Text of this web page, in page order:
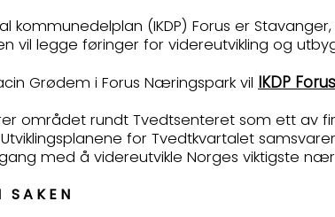
kommunedelplan (IKDP) Forus er
vil legge føringer for videreutvikling og
Grødem i Forus Næringspark vil IKDP
området rundt Tvedtsenteret som ett av
for Tvedtkvartalet
med å videreutvikle Norges viktigste
SAKEN